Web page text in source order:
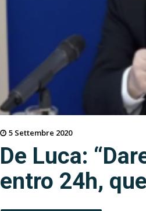
5 Settembre 2020
De Luca:
entro 24h,